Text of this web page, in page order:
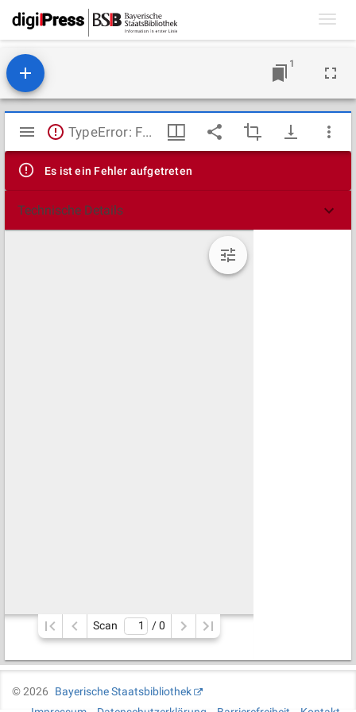
1
Mirador
Viewer
TypeError: Failed to fetch
Es ist ein Fehler aufgetreten
Technische Details
Scan / 0
©2026
Bayerische Staatsbibliothek